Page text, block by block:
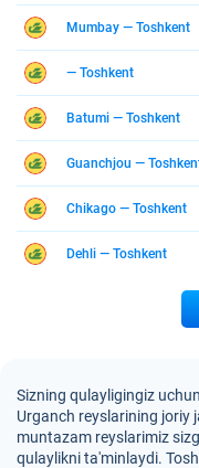
Mumbay — Toshkent
— Toshkent
Batumi — Toshkent
Guanchjou —
Chikago — Toshkent
Dehli — Toshkent
Sizning qulayligingiz
Urganch reyslarining joriy
muntazam reyslarimiz
qulaylikni ta'minlaydi.